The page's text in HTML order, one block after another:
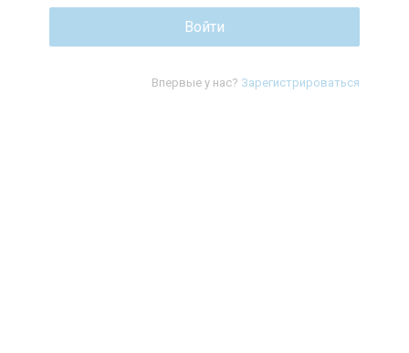
Впервые у нас? Зарегистрироваться